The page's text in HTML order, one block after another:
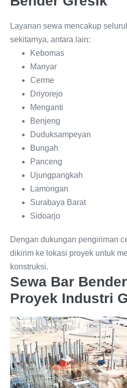
Layanan sewa mencakup
sekitarnya, antara lain:
Kebomas
Manyar
Cerme
Driyorejo
Menganti
Benjeng
Duduksampeyan
Bungah
Panceng
Ujungpangkah
Lamongan
Surabaya Barat
Sidoarjo
Dengan dukungan pengiriman
dikirim ke lokasi proyek untuk
konstruksi.
Sewa Bar
Proyek Industri